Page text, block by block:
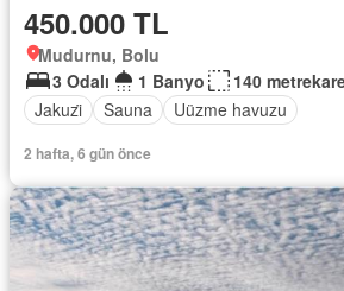
450.000 TL
Mudurnu, Bolu
3 Odalı
1 Banyo
140
Jakuzi̇
Sauna Uüzme havuzu
2 hafta, 6 gün önce